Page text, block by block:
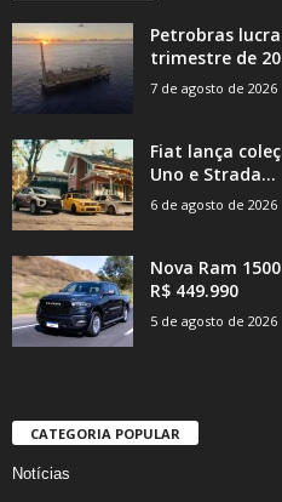
Petrobras
trimestre de
7 de agosto de 2026
Fiat lança
Uno e Strada...
6 de agosto de 2026
Nova Ram
R$ 449.990
5 de agosto de 2026
CATEGORIA POPULAR
Notícias